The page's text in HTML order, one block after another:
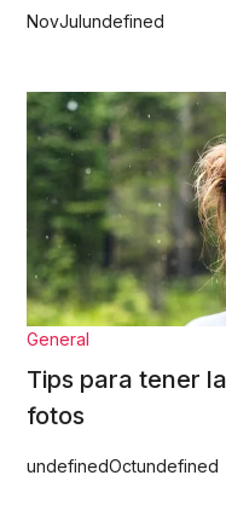
NovJulundefined
General
Tips para tener
fotos
undefinedOctundefined